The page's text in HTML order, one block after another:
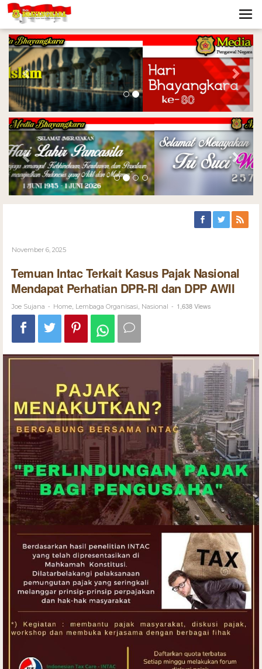
Previous Next
Previous Next
November 6, 2025
Temuan Intac Terkait Kasus Pajak Nasional
Mendapat Perhatian DPR-RI dan DPP AWII
Joe Sujana - Home Lembaga Organisasi Nasional - 1,638 Views